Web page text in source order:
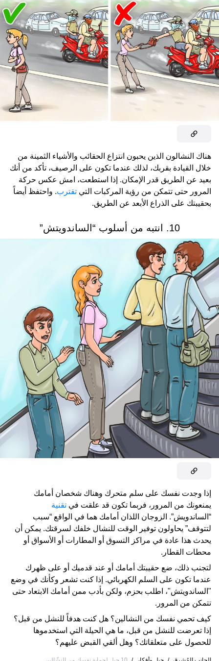
هناك النشالون الذين يحبون انتزاع الحقائب والأشياء الثمينة من
خلال القيادة بقربك، لذلك عندما تكون على الرصيف، تأكد من أنك
بعيد عن الطريق قدر الإمكان. إذا استطعت، امش عكس حركة
المرور حتى تتمكن من رؤية المركبات التي تقترب. واحتفظ أيضاً
بحقيبتك على الذراع الأبعد عن الطريق.
10. انتبه من أسلوب “الساندويتش”
إذا وجدت نفسك على سلم متحرك وهناك شخصان أمامك
يمنعونك من المرور، فربما تكون قد علقت في تقنية
“الساندويش”. الزوجان اللذان أمامك هما في الواقع “سبب
لتتوقف” يحاولون توفير الوقت للنشال خلفك لسرقتك. يمكن أن
يحدث هذا عادة في مراكز التسوق أو المطارات أو الأسواق أو
محطات القطار.
لتجنب ذلك، ضع حقيبتك أمامك أو عند قدميك أو على ظهرك
عندما تكون على السلم الكهربائي. إذا كنت تشعر وكأنك في وضع
"الساندويتش"، اطلب بحزم، ولكن بأدب ممن أمامك الابتعاد حتى
تتمكن من المرور.
كيف تحمي نفسك من النشالين؟ هل كنت هدفاً للنشل من قبل؟
إذا تعرضت للنشل من قبل، ما هي الحيلة التي استخدموها
للحصول على متعلقاتك؟ وهل ألقي القبض عليهم؟